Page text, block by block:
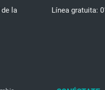
la
Línea gratuita: